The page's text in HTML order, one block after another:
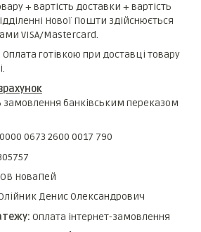
+ вартість доставки + вартість
Нової Пошти здійснюється
VISA/Mastercard.
Оплата готівкою при доставці товару
замовлення банківським переказом
0673 2600 0017 790
НоваПей
Денис Олександрович
Оплата інтернет-замовлення